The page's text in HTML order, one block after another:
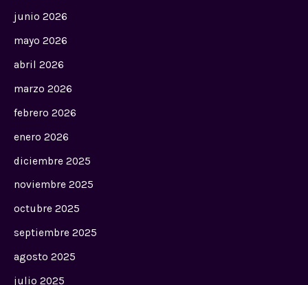
junio 2026
mayo 2026
abril 2026
marzo 2026
febrero 2026
enero 2026
diciembre 2025
noviembre 2025
octubre 2025
septiembre 2025
agosto 2025
julio 2025